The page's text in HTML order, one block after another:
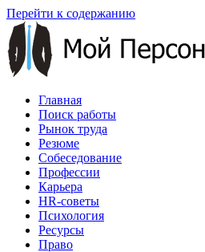
Перейти к содержанию
Главная
Поиск работы
Рынок труда
Резюме
Собеседование
Профессии
Карьера
HR-советы
Психология
Ресурсы
Право